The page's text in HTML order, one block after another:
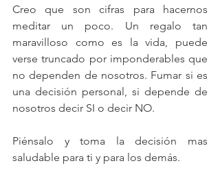
Creo que son cifras para hacernos
meditar un poco. Un regalo tan
maravilloso como es la vida, puede
verse truncado por imponderables que
no dependen de nosotros. Fumar si es
una decisión personal, si depende de
nosotros decir SI o decir NO.
Piénsalo y toma la decisión mas
saludable para ti y para los demás.